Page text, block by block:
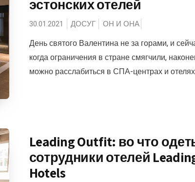
эстонских отелей
30.01.2021 ДОСУГ ОН И ОНА
День святого Валентина не за горами, и
когда ограничения в стране смягчили,
можно расслабиться в СПА-центрах и отелях
Leading Outfit: во что
сотрудники отелей
Hotels